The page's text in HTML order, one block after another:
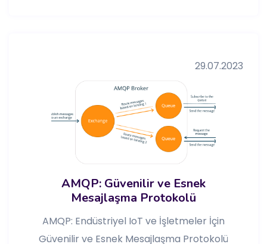
29.07.2023
AMQP: Güvenilir ve Esnek
Mesajlaşma Protokolü
AMQP: Endüstriyel IoT ve İşletmeler İçin
Güvenilir ve Esnek Mesajlaşma Protokolü